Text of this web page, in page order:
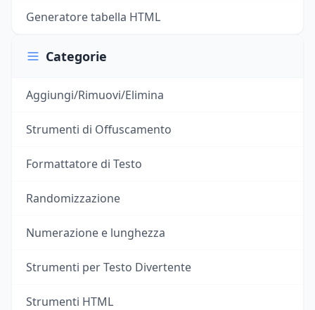
Generatore tabella HTML
Categorie
Aggiungi/Rimuovi/Elimina
Strumenti di Offuscamento
Formattatore di Testo
Randomizzazione
Numerazione e lunghezza
Strumenti per Testo Divertente
Strumenti HTML